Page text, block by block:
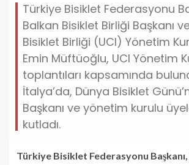
Türkiye Bisiklet Federasyonu
Balkan Bisiklet Birliği Başkanı
Bisiklet Birliği (UCI) Yönetim
Emin Müftüoğlu, UCI Yönetim
toplantıları kapsamında
İtalya’da, Dünya Bisiklet
Başkanı ve yönetim kurulu
kutladı.
Türkiye Bisiklet Federasyonu